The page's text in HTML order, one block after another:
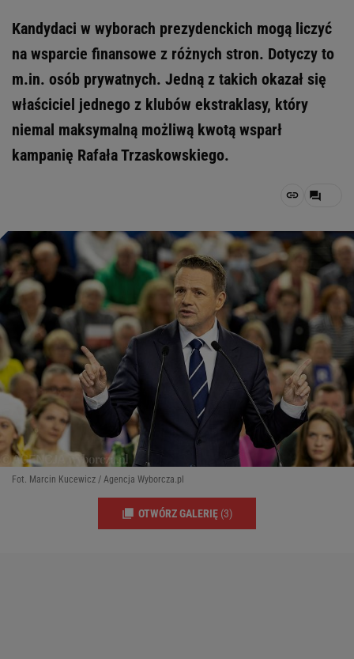
Kandydaci w wyborach prezydenckich mogą liczyć
na wsparcie finansowe z różnych stron. Dotyczy to
m.in. osób prywatnych. Jedną z takich okazał się
właściciel jednego z klubów ekstraklasy, który
niemal maksymalną możliwą kwotą wsparł
kampanię Rafała Trzaskowskiego.
Fot. Marcin Kucewicz / Agencja Wyborcza.pl
OTWÓRZ GALERIĘ (3)